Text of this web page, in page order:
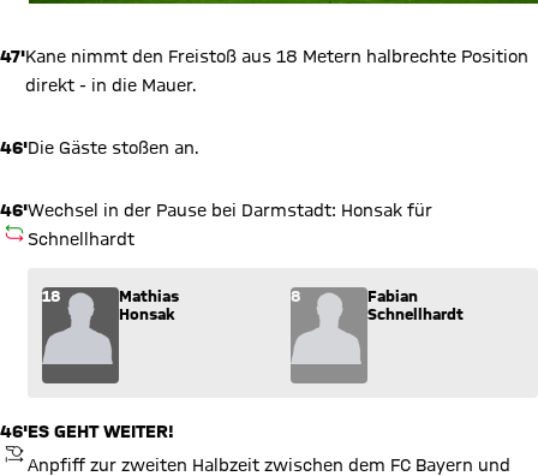
47'Kane nimmt den Freistoß aus 18 Metern halbrechte Position
direkt - in die Mauer.
46'Die Gäste stoßen an.
46'
AUSWECHSLUNG
Wechsel in der Pause bei Darmstadt: Honsak für
Schnellhardt
Wechsel: Mathias Honsak (18) kommt für Fabian
18
Mathias
Honsak
8
Fabian
Schnellhardt
46'
ANPFIFF
ES GEHT WEITER!
Anpfiff zur zweiten Halbzeit zwischen dem FC Bayern und